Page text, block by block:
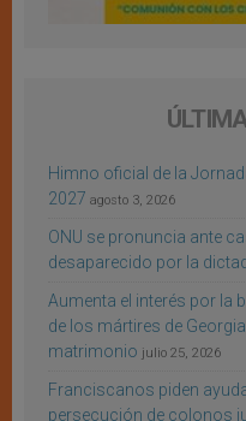
Himno oficial de la
2027 agosto 3, 2026
ONU se pronuncia ante
desaparecido por la
Aumenta el interés por la
de los mártires de
matrimonio julio 25, 2026
Franciscanos piden
persecución de colonos